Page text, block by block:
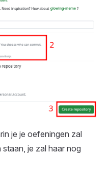
je je oefeningen zal
je zal haar nog